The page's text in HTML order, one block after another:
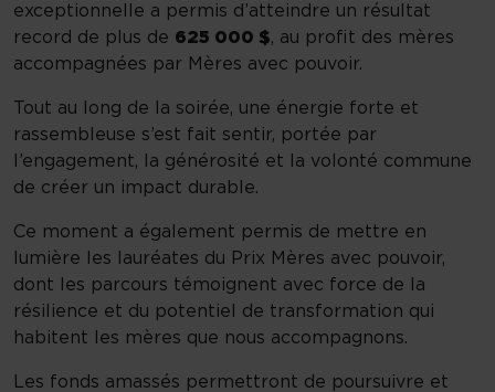
exceptionnelle a permis d’atteindre un résultat
record de plus de 625 000 $, au profit des mères
accompagnées par Mères avec pouvoir.
Tout au long de la soirée, une énergie forte et
rassembleuse s’est fait sentir, portée par
l’engagement, la générosité et la volonté commune
de créer un impact durable.
Ce moment a également permis de mettre en
lumière les lauréates du Prix Mères avec pouvoir,
dont les parcours témoignent avec force de la
résilience et du potentiel de transformation qui
habitent les mères que nous accompagnons.
Les fonds amassés permettront de poursuivre et